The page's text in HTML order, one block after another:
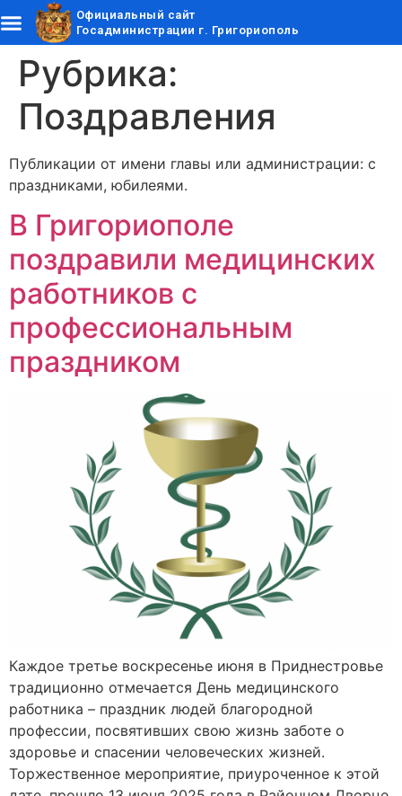
Официальный сайт
Госадминистрации г. Григориополь
Рубрика:
Поздравления
Публикации от имени главы или администрации: с
праздниками, юбилеями.
В Григориополе
поздравили медицинских
работников с
профессиональным
праздником
Каждое третье воскресенье июня в Приднестровье
традиционно отмечается День медицинского
работника – праздник людей благородной
профессии, посвятивших свою жизнь заботе о
здоровье и спасении человеческих жизней.
Торжественное мероприятие, приуроченное к этой